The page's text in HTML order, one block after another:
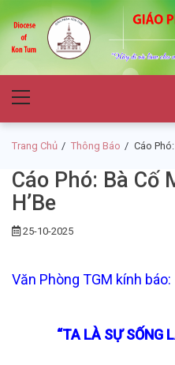
to
navigation
to
content
Giáo
Menu
Trang Chủ Thông Báo Cáo
Cáo Phó: Bà Cố
H’Be
25-10-2025
Văn Phòng TGM kính báo:
“TA LÀ SỰ SỐNG